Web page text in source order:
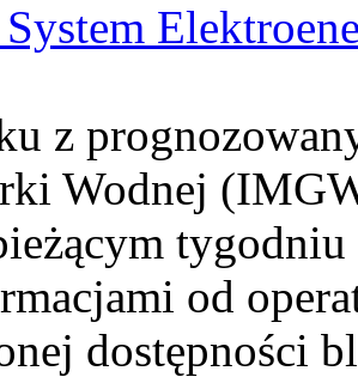
z
Wodnej
tygodniu
od
dostępności